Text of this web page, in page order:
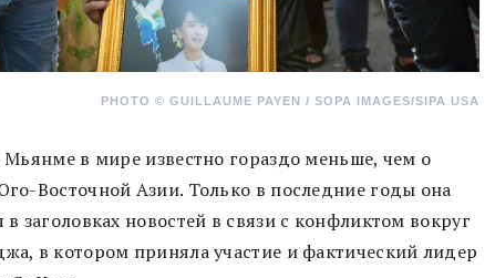
PHOTO © GUILLAUME PAYEN / SOPA IMAGES/SIPA USA
Мьянме в мире известно гораздо меньше, чем о
Восточной Азии. Только в последние годы она
в заголовках новостей в связи с конфликтом вокруг
в котором приняла участие и фактический лидер